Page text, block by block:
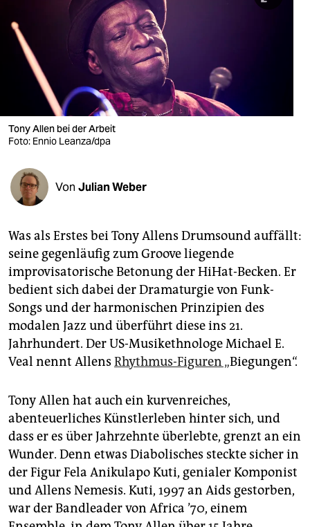
berlin
nord
wahrheit
verlag
verlag
veranstaltungen
shop
unterstützen
abo
genossenschaft
epaper login
Tony Allen bei der Arbeit
Foto: Ennio Leanza/dpa
Von Julian Weber
Was als Erstes bei Tony Allens Drumsound auffällt:
seine gegenläufig zum Groove liegende
improvisatorische Betonung der HiHat-Becken. Er
bedient sich dabei der Dramaturgie von Funk-
Songs und der harmonischen Prinzipien des
modalen Jazz und überführt diese ins 21.
Jahrhundert. Der US-Musikethnologe Michael E.
Veal nennt Allens Rhythmus-Figuren „Biegungen“.
Tony Allen hat auch ein kurvenreiches,
abenteuerliches Künstlerleben hinter sich, und
dass er es über Jahrzehnte überlebte, grenzt an ein
Wunder. Denn etwas Diabolisches steckte sicher in
der Figur Fela Anikulapo Kuti, genialer Komponist
und Allens Nemesis. Kuti, 1997 an Aids gestorben,
war der Bandleader von Africa ’70, einem